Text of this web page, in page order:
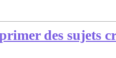
des sujets